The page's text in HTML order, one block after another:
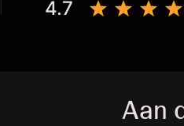
4.7
Aan